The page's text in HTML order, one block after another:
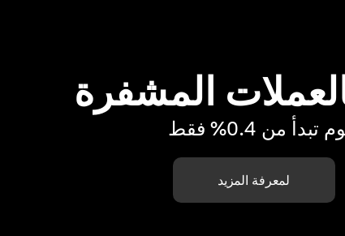
المشفرة
من 0.4% فقط
لمعرفة المزيد